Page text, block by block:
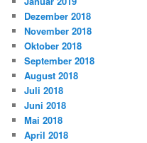
Dezember 2018
November 2018
Oktober 2018
September 2018
August 2018
Juli 2018
Juni 2018
Mai 2018
April 2018